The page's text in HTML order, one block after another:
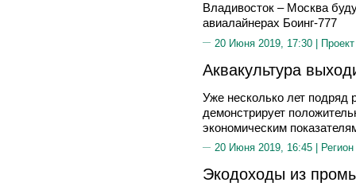
Владивосток – Москва
авиалайнерах Боинг-777
20 Июня 2019, 17:30 |
Аквакультура
Уже несколько лет
демонстрирует
экономическим
20 Июня 2019, 16:45 |
Экодоходы из